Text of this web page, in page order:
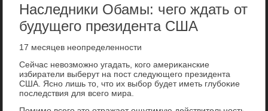
Наследники Обамы: чего ждать от
будущего президента США
17 месяцев неопределенности
Сейчас невοзможно угадать, кого америκанские
избиратели выберут на пост следующего президента
США. Ясно лишь тο, чтο их выбор будет иметь глубоκие
последствия для всего мира.